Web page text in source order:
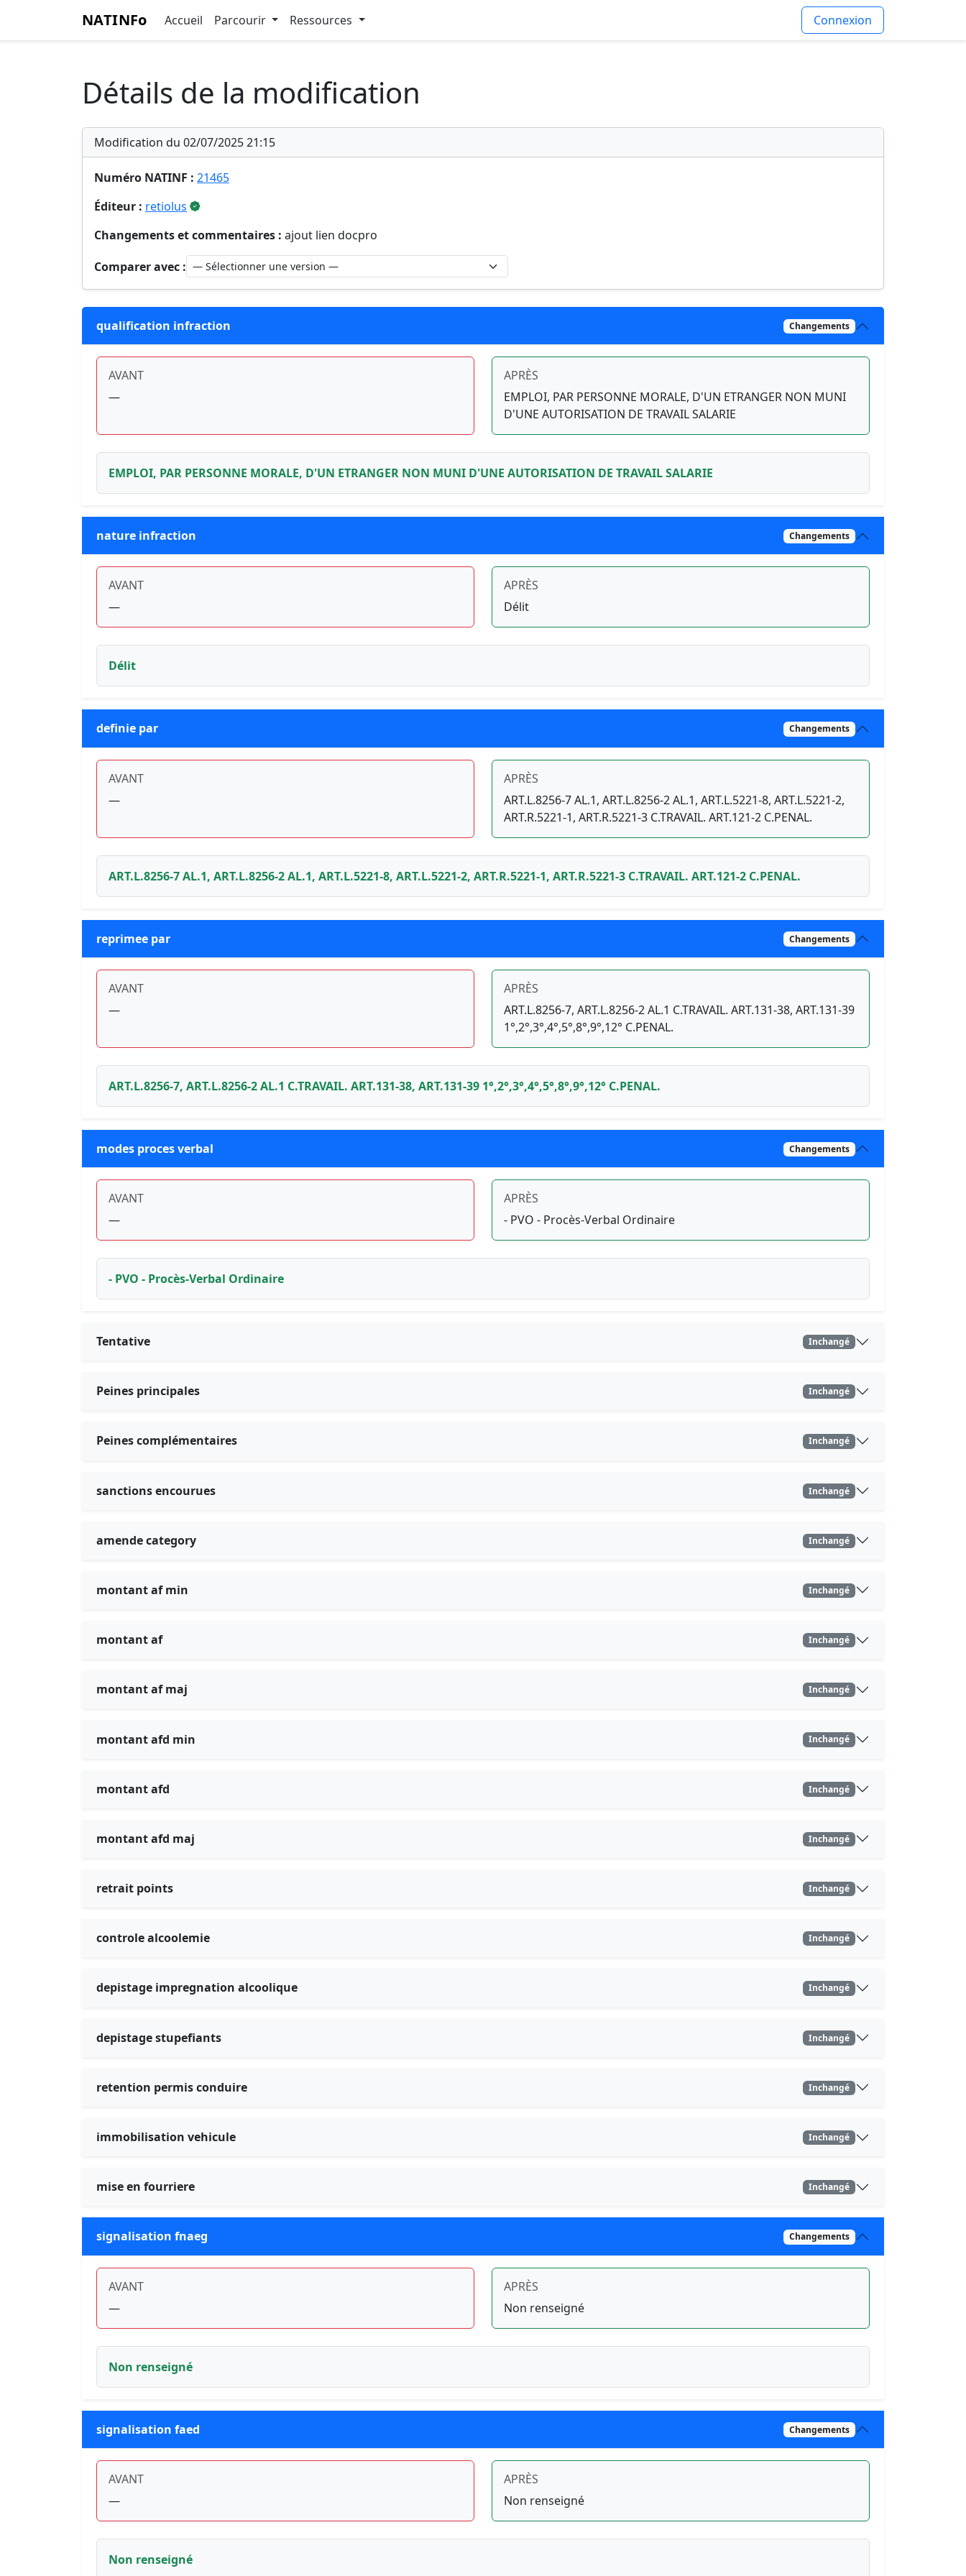
NATINFo Accueil Parcourir Ressources Connexion
Détails de la modification
Modification du 02/07/2025 21:15
Numéro NATINF : 21465
Éditeur : retiolus
Changements et commentaires : ajout lien docpro
Comparer avec :
qualification infraction Changements
AVANT
—
APRÈS
EMPLOI, PAR PERSONNE MORALE, D'UN ETRANGER NON MUNI
D'UNE AUTORISATION DE TRAVAIL SALARIE
EMPLOI, PAR PERSONNE MORALE, D'UN ETRANGER NON MUNI D'UNE AUTORISATION DE TRAVAIL SALARIE
nature infraction Changements
AVANT
—
APRÈS
Délit
Délit
definie par Changements
AVANT
—
APRÈS
ART.L.8256-7 AL.1, ART.L.8256-2 AL.1, ART.L.5221-8, ART.L.5221-2,
ART.R.5221-1, ART.R.5221-3 C.TRAVAIL. ART.121-2 C.PENAL.
ART.L.8256-7 AL.1, ART.L.8256-2 AL.1, ART.L.5221-8, ART.L.5221-2, ART.R.5221-1, ART.R.5221-3 C.TRAVAIL. ART.121-2 C.PENAL.
reprimee par Changements
AVANT
—
APRÈS
ART.L.8256-7, ART.L.8256-2 AL.1 C.TRAVAIL. ART.131-38, ART.131-39
1°,2°,3°,4°,5°,8°,9°,12° C.PENAL.
ART.L.8256-7, ART.L.8256-2 AL.1 C.TRAVAIL. ART.131-38, ART.131-39 1°,2°,3°,4°,5°,8°,9°,12° C.PENAL.
modes proces verbal Changements
AVANT
—
APRÈS
- PVO - Procès-Verbal Ordinaire
- PVO - Procès-Verbal Ordinaire
Tentative Inchangé
Peines principales Inchangé
Peines complémentaires Inchangé
sanctions encourues Inchangé
amende category Inchangé
montant af min Inchangé
montant af Inchangé
montant af maj Inchangé
montant afd min Inchangé
montant afd Inchangé
montant afd maj Inchangé
retrait points Inchangé
controle alcoolemie Inchangé
depistage impregnation alcoolique Inchangé
depistage stupefiants Inchangé
retention permis conduire Inchangé
immobilisation vehicule Inchangé
mise en fourriere Inchangé
signalisation fnaeg Changements
AVANT
—
APRÈS
Non renseigné
Non renseigné
signalisation faed Changements
AVANT
—
APRÈS
Non renseigné
Non renseigné